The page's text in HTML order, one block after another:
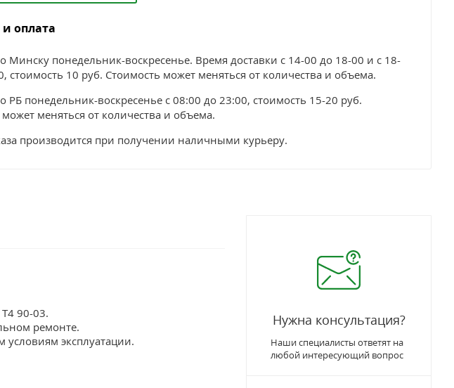
оплата
Минску понедельник-воскресенье. Время доставки с 14-00 до 18-00 и с 18-
стоимость 10 руб. Стоимость может меняться от количества и объема.
РБ понедельник-воскресенье с 08:00 до 23:00, стоимость 15-20 руб.
меняться от количества и объема.
производится при получении наличными курьеру.
90-03.
ремонте.
эксплуатации.
Нужна консультация?
Наши специалисты ответят на
любой интересующий вопрос